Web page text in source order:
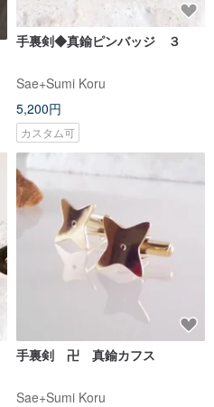
手裏剣◆真鍮ピンバッジ ３
Sae+Sumi Koru
5,200円
カスタム可
手裏剣 卍 真鍮カフス
Sae+Sumi Koru